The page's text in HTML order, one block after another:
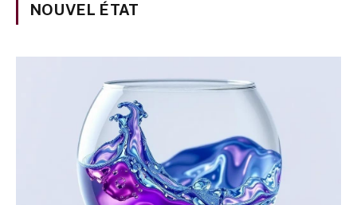
NOUVEL ÉTAT